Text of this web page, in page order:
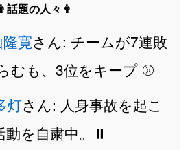
話題の人々👩
寛さん: チームが7連敗
むも、3位をキープ ⚾️
灯さん: 人身事故を起こ
動を自粛中。⏸️